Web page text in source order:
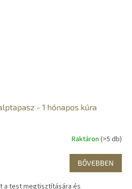
- 1 hónapos kúra
Raktáron (>5 db)
BŐVEBBEN
a test megtisztítására és